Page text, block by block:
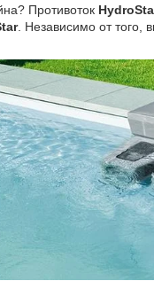
Противоток
. Независимо от того,